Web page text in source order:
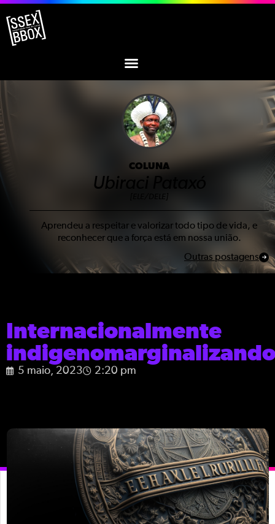
COLUNA
Ubiraci Pataxó
[ELE/DELE]
Aprendeu a respeitar e valorizar todo tipo de vida, e
reconhecer que a força está em nossa união.
Outras postagens
Internacionalmente
indigenomarginalizando
5 maio, 2023 2:20 pm